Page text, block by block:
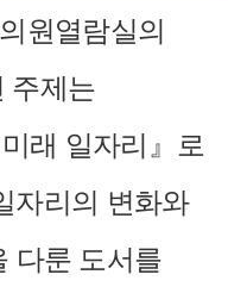
원열람실의
주제는
래 일자리 』
로
자리의 변화와
다룬 도서를